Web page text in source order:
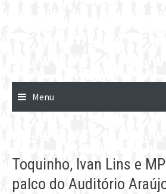
Menu
Toquinho, Ivan Lins e
palco do Auditório